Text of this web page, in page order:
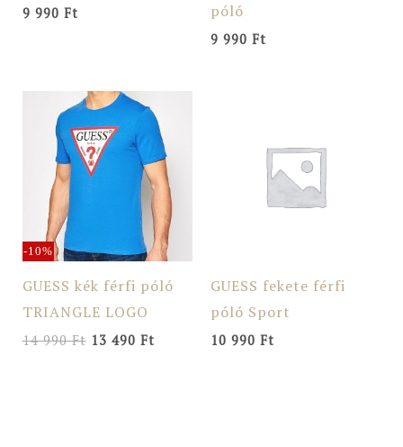
9 990 Ft
póló
9 990 Ft
-10%
GUESS kék férfi póló
TRIANGLE LOGO
14 990Ft
Original
price
was:
14
990 Ft.
13 490 Ft
price
is:
13
490 Ft.
GUESS fekete férfi
póló Sport
10 990 Ft